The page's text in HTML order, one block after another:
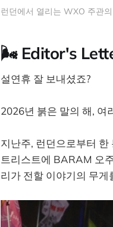
런던에서 열리는 WXO 주관
🌬️ Editor's
설연휴 잘 보내셨죠?
2026년 붉은 말의 해, 여
지난주, 런던으로부터
트리스트에 BARAM 오
리가 전할 이야기의 무